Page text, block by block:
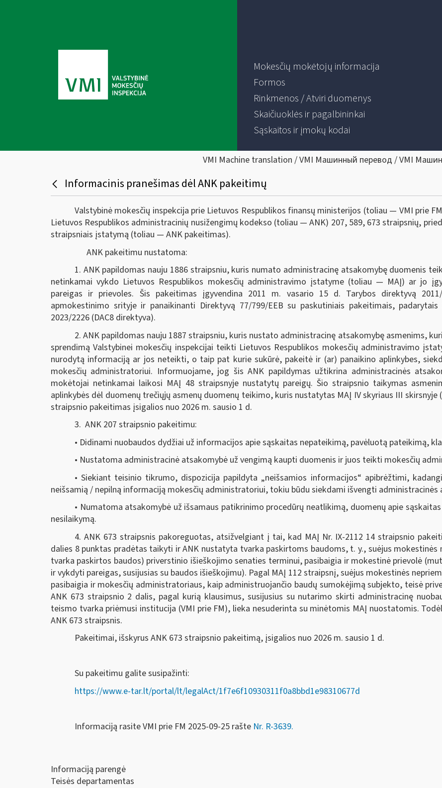
Mokesčių mokėtojų informacija
Formos
Rinkmenos / Atviri duomenys
Skaičiuoklės ir pagalbininkai
Sąskaitos ir įmokų kodai
VMI Machine translation / VMI Машинный перевод / VMI
Informacinis pranešimas dėl ANK pakeitimų
Valstybinė mokesčių inspekcija prie Lietuvos Respublikos finansų ministerijos (toliau — VMI prie
Lietuvos Respublikos administracinių nusižengimų kodekso (toliau — ANK) 207, 589, 673 straipsnių,
straipsniais įstatymą (toliau — ANK pakeitimas).
ANK pakeitimu nustatoma:
1. ANK papildomas nauju 1886 straipsniu, kuris numato administracinę atsakomybę duomenis
netinkamai vykdo Lietuvos Respublikos mokesčių administravimo įstatyme (toliau — MAĮ) ar jo
pareigas ir prievoles. Šis pakeitimas įgyvendina 2011 m. vasario 15 d. Tarybos direktyvą
apmokestinimo srityje ir panaikinanti Direktyvą 77/799/EEB su paskutiniais pakeitimais,
2023/2226 (DAC8 direktyva).
2. ANK papildomas nauju 1887 straipsniu, kuris nustato administracinę atsakomybę asmenims,
sprendimą Valstybinei mokesčių inspekcijai teikti Lietuvos Respublikos mokesčių administravimo
nurodytą informaciją ar jos neteikti, o taip pat kurie sukūrė, pakeitė ir (ar) panaikino aplinkybes,
mokesčių administratoriui. Informuojame, jog šis ANK papildymas užtikrina administracinės
mokėtojai netinkamai laikosi MAĮ 48 straipsnyje nustatytų pareigų. Šio straipsnio taikymas
aplinkybės dėl duomenų trečiųjų asmenų duomenų teikimo, kuris nustatytas MAĮ IV skyriaus III
straipsnio pakeitimas įsigalios nuo 2026 m. sausio 1 d.
3. ANK 207 straipsnio pakeitimu:
• Didinami nuobaudos dydžiai už informacijos apie sąskaitas nepateikimą, pavėluotą pateikimą,
• Nustatoma administracinė atsakomybė už vengimą kaupti duomenis ir juos teikti mokesčių
• Siekiant teisinio tikrumo, dispozicija papildyta „neišsamios informacijos“ apibrėžtimi,
neišsamią / nepilną informaciją mokesčių administratoriui, tokiu būdu siekdami išvengti administracinės
• Numatoma atsakomybė už išsamaus patikrinimo procedūrų neatlikimą, duomenų apie
nesilaikymą.
4. ANK 673 straipsnis pakoreguotas, atsižvelgiant į tai, kad MAĮ Nr. IX-2112 14 straipsnio
dalies 8 punktas pradėtas taikyti ir ANK nustatyta tvarka paskirtoms baudoms, t. y., suėjus
tvarka paskirtos baudos) priverstinio išieškojimo senaties terminui, pasibaigia ir mokestinė prievolė
ir vykdyti pareigas, susijusias su baudos išieškojimu). Pagal MAĮ 112 straipsnį, suėjus mokestinės
pasibaigia ir mokesčių administratoriaus, kaip administruojančio baudų sumokėjimą subjekto, teisė
ANK 673 straipsnio 2 dalis, pagal kurią klausimus, susijusius su nutarimo skirti administracinę
teismo tvarka priėmusi institucija (VMI prie FM), lieka nesuderinta su minėtomis MAĮ nuostatomis.
ANK 673 straipsnis.
Pakeitimai, išskyrus ANK 673 straipsnio pakeitimą, įsigalios nuo 2026 m. sausio 1 d.
Su pakeitimu galite susipažinti:
https://www.e-tar.lt/portal/lt/legalAct/1f7e6f10930311f0a8bbd1e98310677d
Informaciją rasite VMI prie FM 2025-09-25 rašte Nr. R-3639.
Informaciją parengė
Teisės departamentas